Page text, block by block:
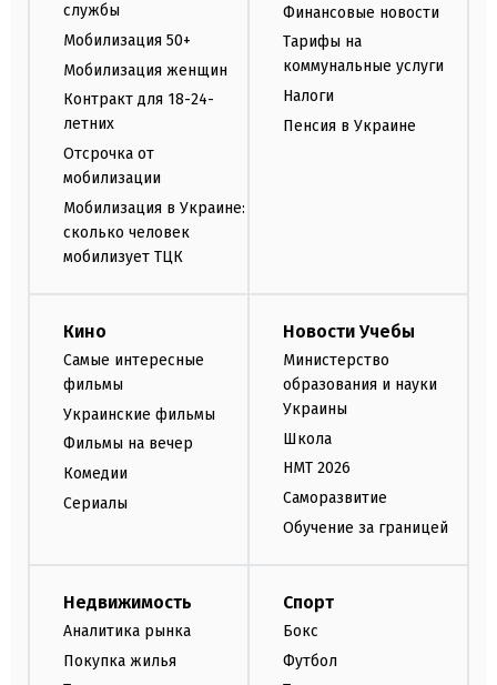
службы
Мобилизация 50+
Мобилизация женщин
Контракт для 18-24-
летних
Отсрочка от
мобилизации
Мобилизация в Украине:
сколько человек
мобилизует ТЦК
Финансовые новости
Тарифы на
коммунальные услуги
Налоги
Пенсия в Украине
Кино
Самые интересные
фильмы
Украинские фильмы
Фильмы на вечер
Комедии
Сериалы
Новости Учебы
Министерство
образования и науки
Украины
Школа
НМТ 2026
Саморазвитие
Обучение за границей
Недвижимость
Аналитика рынка
Покупка жилья
Спорт
Бокс
Футбол